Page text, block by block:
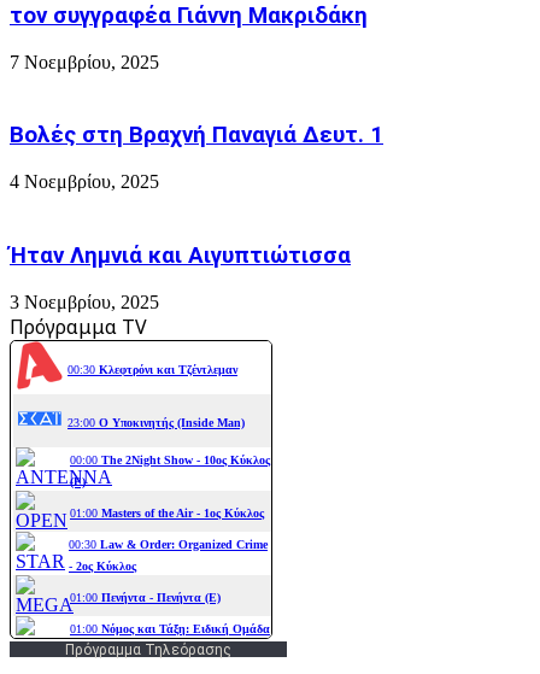
τον συγγραφέα Γιάννη Μακριδάκη
7 Νοεμβρίου, 2025
Βολές στη Βραχνή Παναγιά Δευτ. 1
4 Νοεμβρίου, 2025
Ήταν Λημνιά και Αιγυπτιώτισσα
3 Νοεμβρίου, 2025
Πρόγραμμα TV
Πρόγραμμα Τηλεόρασης